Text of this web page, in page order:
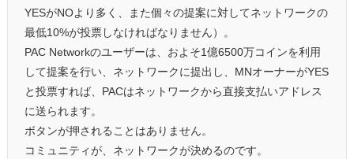
YESがNOより多く、また個々の提案に対してネットワークの
最低10%が投票しなければなりません）。
PAC Networkのユーザーは、およそ1億6500万コインを利用
して提案を行い、ネットワークに提出し、MNオーナーがYES
と投票すれば、PACはネットワークから直接支払いアドレス
に送られます。
ボタンが押されることはありません。
コミュニティが、ネットワークが決めるのです。